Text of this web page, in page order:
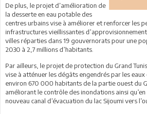
De plus, le projet d’amélioration de
la desserte en eau potable des
centres urbains vise à améliorer et renforcer les
infrastructures vieillissantes
villes réparties dans 19 gouvernorats pour une
2030 à 2,7 millions d’habitants.
Par ailleurs, le projet de protection du Grand
vise à atténuer les dégâts engendrés par les
environ 670 000 habitants de la partie ouest du
améliorant le contrôle des inondations ainsi
nouveau canal d’évacuation du lac Sijoumi vers